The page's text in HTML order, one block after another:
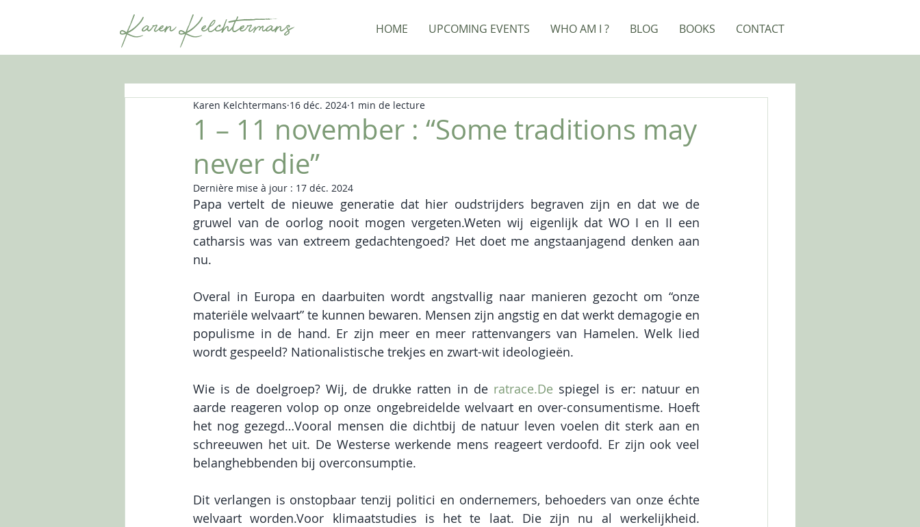
Karen Kelchtermans HOME UPCOMING EVENTS WHO AM I ? BLOG BOOKS CONTACT
1 – 11 november : “Some traditions may
never die”
Karen Kelchtermans 16 déc. 2024 1 min de lecture
Dernière mise à jour : 17 déc. 2024
Papa vertelt de nieuwe generatie dat hier oudstrijders begraven zijn en dat we de
gruwel van de oorlog nooit mogen vergeten.Weten wij eigenlijk dat WO I en II een
catharsis was van extreem gedachtengoed? Het doet me angstaanjagend denken aan
nu.
Overal in Europa en daarbuiten wordt angstvallig naar manieren gezocht om “onze
materiële welvaart” te kunnen bewaren. Mensen zijn angstig en dat werkt demagogie en
populisme in de hand. Er zijn meer en meer rattenvangers van Hamelen. Welk lied
wordt gespeeld? Nationalistische trekjes en zwart-wit ideologieën.
Wie is de doelgroep? Wij, de drukke ratten in de ratrace.De spiegel is er: natuur en
aarde reageren volop op onze ongebreidelde welvaart en over-consumentisme. Hoeft
het nog gezegd…Vooral mensen die dichtbij de natuur leven voelen dit sterk aan en
schreeuwen het uit. De Westerse werkende mens reageert verdoofd. Er zijn ook veel
belanghebbenden bij overconsumptie.
Dit verlangen is onstopbaar tenzij politici en ondernemers, behoeders van onze échte
welvaart worden.Voor klimaatstudies is het te laat. Die zijn nu al werkelijkheid.